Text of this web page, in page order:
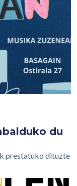
du
prestatuko dituzte